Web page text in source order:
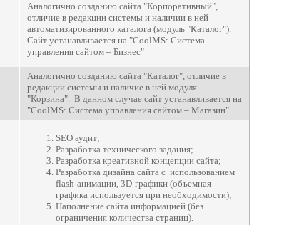
Аналогично созданию сайта "Корпоративный",
отличие в редакции системы и наличии в ней
автоматизированного каталога (модуль "Каталог").
Сайт устанавливается на "СoolMS: Система
управления сайтом – Бизнес"
Аналогично созданию сайта "Каталог", отличие в
редакции системы и наличие в ней модуля
"Корзина". В данном случае сайт устанавливается на
"СoolMS: Система управления сайтом – Магазин"
SEO аудит;
Разработка технического задания;
Разработка креативной концепции сайта;
Разработка дизайна сайта с использованием
flash-анимации, 3D-графики (объемная
графика используется при необходимости);
Наполнение сайта информацией (без
ограничения количества страниц).